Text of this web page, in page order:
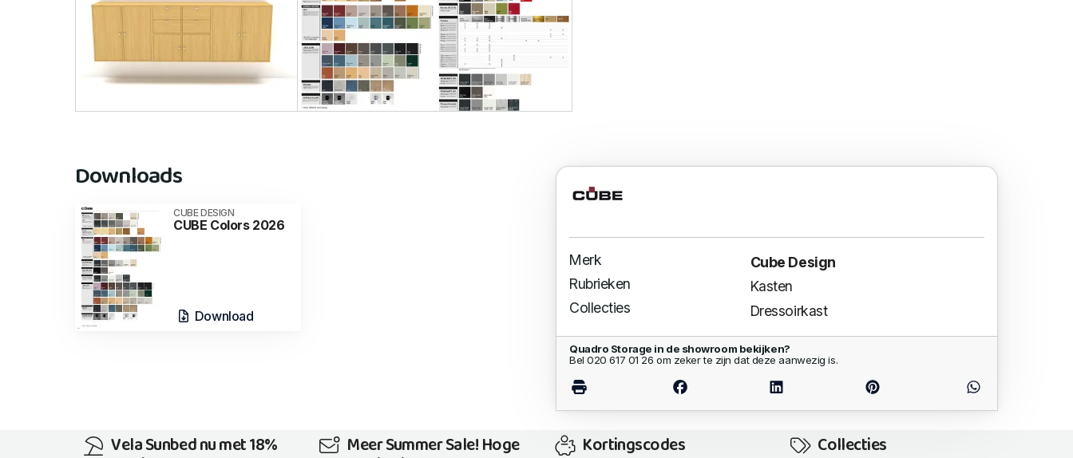
Downloads
CUBE DESIGN
CUBE Colors 2026
Download
Merk
Cube Design
Rubrieken
Kasten
Collecties
Dressoirkast
Quadro Storage in de showroom bekijken?
Bel 020 617 01 26 om zeker te zijn dat deze aanwezig is.
Vela Sunbed nu met 18% Meer Summer Sale! Hoge Kortingscodes Collecties